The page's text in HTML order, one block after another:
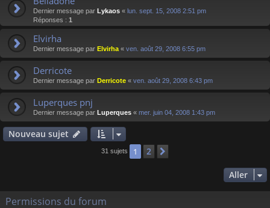
Dernier message par Lykaos « lun. sept. 15, 2008 2:51 pm
Réponses : 1
Elvirha
Dernier message par Elvirha « ven. août 29, 2008 6:55 pm
Derricote
Dernier message par Derricote « ven. août 29, 2008 6:43 pm
Luperques pnj
Dernier message par Luperques « mer. juin 04, 2008 1:43 pm
Nouveau sujet
31 sujets 1 2
Aller
Permissions du forum